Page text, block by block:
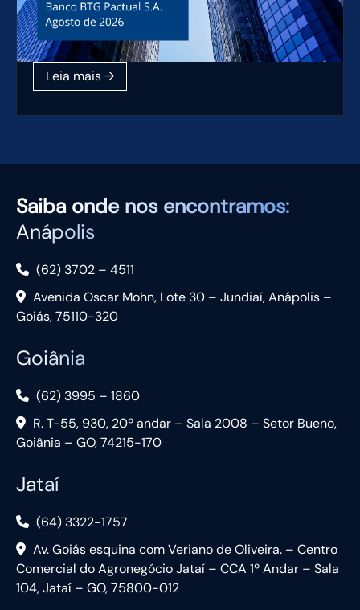
Saiba onde nos encontramos:
Anápolis
(62) 3702 – 4511
Avenida Oscar Mohn, Lote 30 – Jundiaí, Anápolis –
Goiás, 75110-320
Goiânia
(62) 3995 – 1860
R. T-55, 930, 20º andar – Sala 2008 – Setor Bueno,
Goiânia – GO, 74215-170
Jataí
(64) 3322-1757
Av. Goiás esquina com Veriano de Oliveira. – Centro
Comercial do Agronegócio Jataí – CCA 1º Andar – Sala
104, Jataí – GO, 75800-012